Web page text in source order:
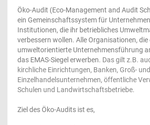
Öko-Audit (Eco-Management and Audit
ein Gemeinschaftssystem für
Institutionen, die ihr betriebliches
verbessern wollen. Alle Organisationen, die
umweltorientierte Unternehmensführung
das EMAS-Siegel erwerben. Das gilt z.B.
kirchliche Einrichtungen, Banken, Groß- und
Einzelhandelsunternehmen, öffentliche
Schulen und Landwirtschaftsbetriebe.
Ziel des Öko-Audits ist es,